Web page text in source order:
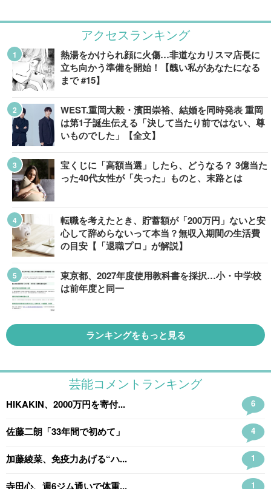
アクセスランキング
熱湯をかけられ顔に火傷…非道なカリスマ店長に
立ち向かう準備を開始！【醜い私があなたになる
まで #15】
WEST.重岡大毅・濱田崇裕、結婚を同時発表 重岡
は第1子誕生伝える「決して当たり前ではない、尊
いものでした」【全文】
宝くじに「高額当選」したら、どうなる？ 3億当た
った40代女性が「失った」ものと、末路とは
転職を考えたとき、貯蓄額が「200万円」ないと安
心して辞めらないって本当？無収入期間の生活費
の目安【「退職プロ」が解説】
東京都、2027年度使用教科書を採択…小・中学校
は前年度と同一
ランキングをもっと見る